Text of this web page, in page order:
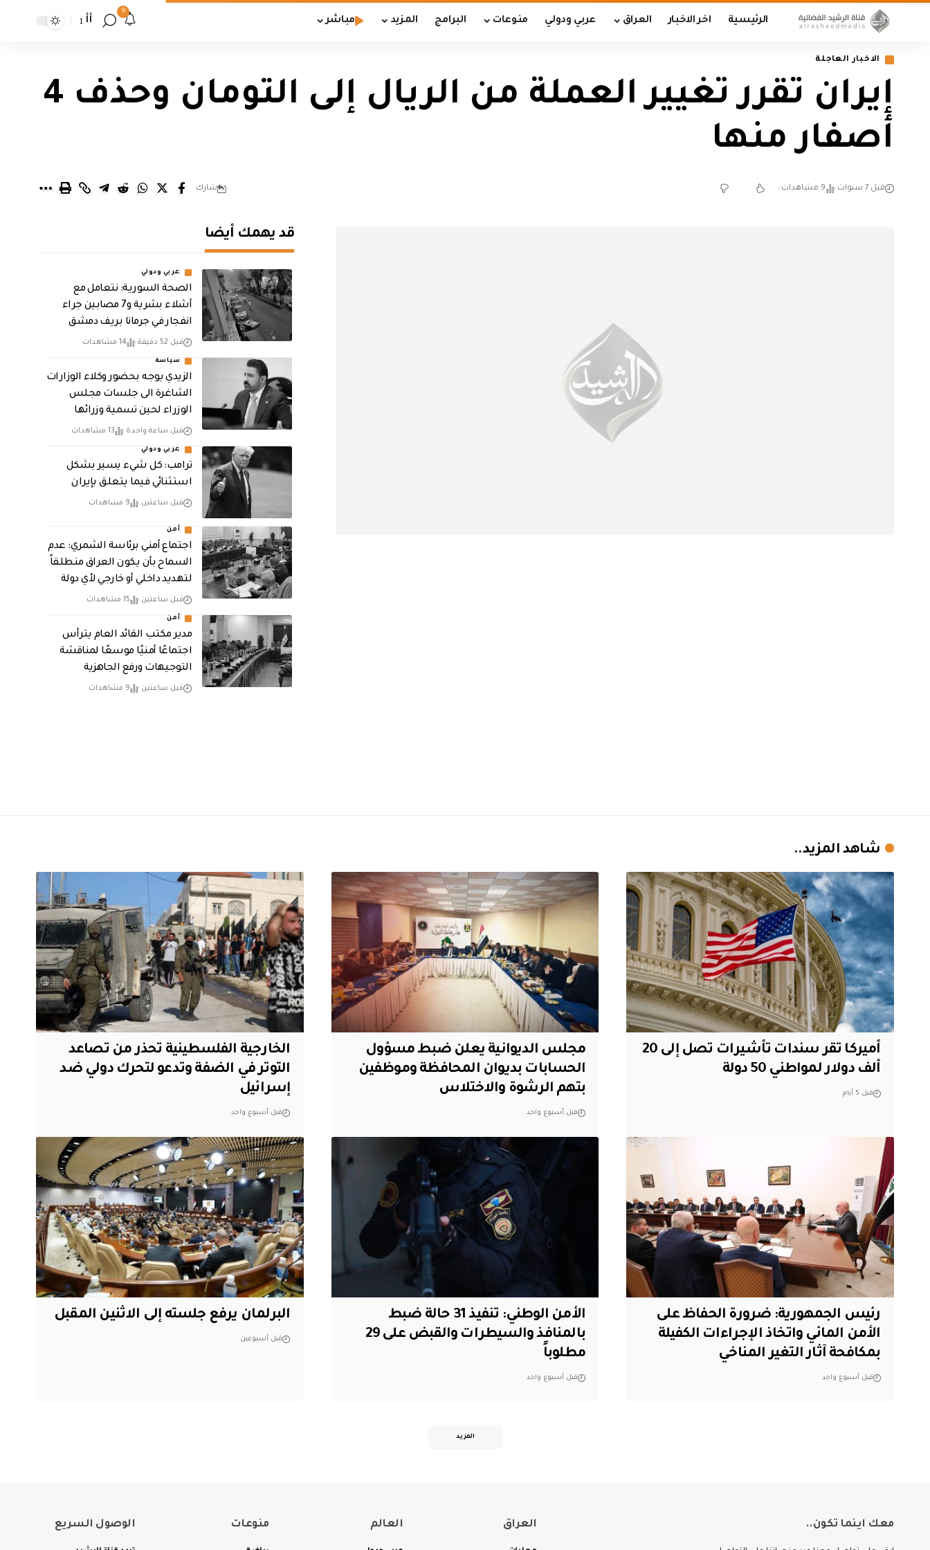
الرئيسية اخر الاخبار العراق عربي ودولي منوعات البرامج المزيد مباشر
9
أأ
الاخبار العاجلة
إيران تقرر تغيير العملة من الريال إلى التومان وحذف 4
أصفار منها
قبل 7 سنوات 9 مشاهدات شارك
قد يهمك أيضا
عربي ودولي
الصحة السورية: نتعامل مع
أشلاء بشرية و7 مصابين جراء
انفجار في جرمانا بريف دمشق
قبل 52 دقيقة 14 مشاهدات
سياسة
الزيدي يوجه بحضور وكلاء الوزارات
الشاغرة الى جلسات مجلس
الوزراء لحين تسمية وزرائها
قبل ساعة واحدة 13 مشاهدات
عربي ودولي
ترامب: كل شيء يسير بشكل
استثنائي فيما يتعلق بإيران
قبل ساعتين 9 مشاهدات
أمن
اجتماع أمني برئاسة الشمري: عدم
السماح بأن يكون العراق منطلقاً
لتهديد داخلي أو خارجي لأي دولة
قبل ساعتين 15 مشاهدات
أمن
مدير مكتب القائد العام يترأس
اجتماعًا أمنيًا موسعًا لمناقشة
التوجيهات ورفع الجاهزية
قبل ساعتين 9 مشاهدات
شاهد المزيد..
أميركا تقر سندات تأشيرات تصل إلى 20
ألف دولار لمواطني 50 دولة
قبل 5 أيام
مجلس الديوانية يعلن ضبط مسؤول
الحسابات بديوان المحافظة وموظفين
بتهم الرشوة والاختلاس
قبل أسبوع واحد
الخارجية الفلسطينية تحذر من تصاعد
التوتر في الضفة وتدعو لتحرك دولي ضد
إسرائيل
قبل أسبوع واحد
رئيس الجمهورية: ضرورة الحفاظ على
الأمن المائي واتخاذ الإجراءات الكفيلة
بمكافحة آثار التغير المناخي
قبل أسبوع واحد
الأمن الوطني: تنفيذ 31 حالة ضبط
بالمنافذ والسيطرات والقبض على 29
مطلوباً
قبل أسبوع واحد
البرلمان يرفع جلسته إلى الاثنين المقبل
قبل أسبوعين
المزيد
معك اينما تكون.. العراق العالم منوعات الوصول السريع